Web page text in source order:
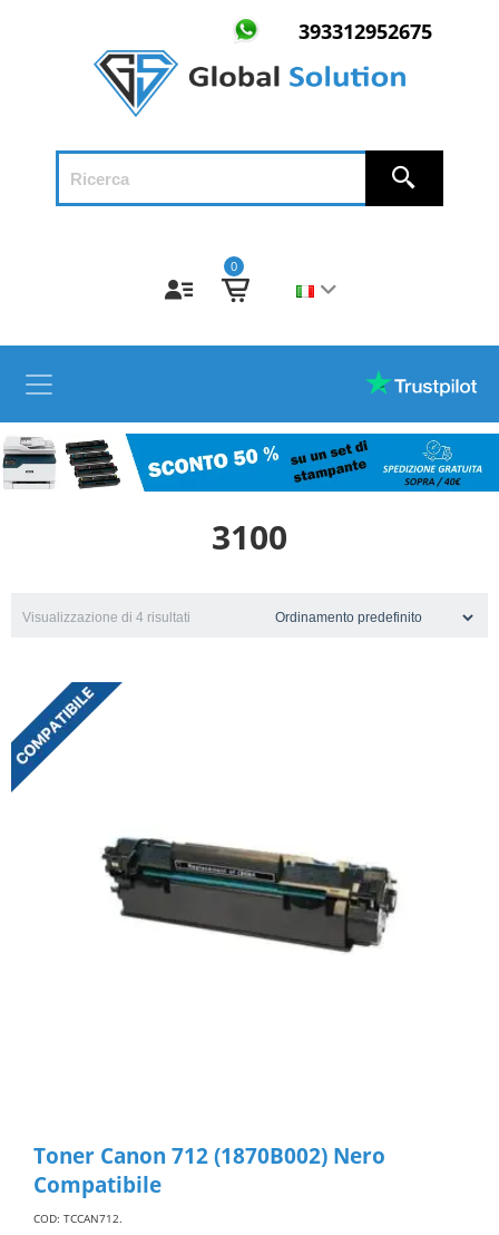
393312952675
0
3100
Visualizzazione di 4 risultati
Toner Canon 712 (1870B002) Nero
Compatibile
COD: TCCAN712.